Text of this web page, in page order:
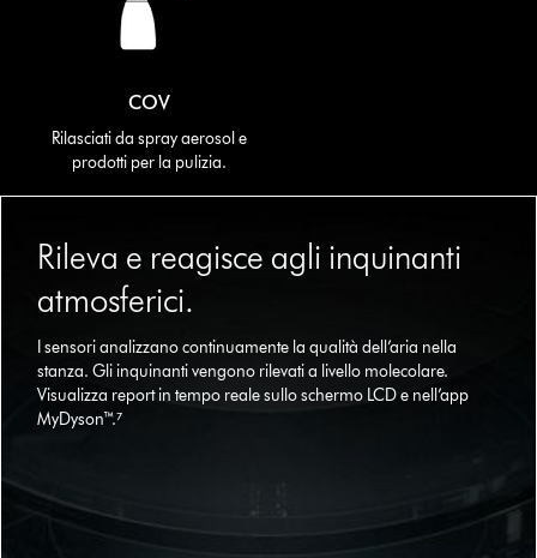
COV
Rilasciati da spray aerosol e
prodotti per la pulizia.
Previous
navigate,
Rileva e reagisce agli inquinanti
atmosferici.
I sensori analizzano continuamente la qualità dell’aria nella
stanza. Gli inquinanti vengono rilevati a livello molecolare.
Visualizza report in tempo reale sullo schermo LCD e nell’app
MyDyson™.⁷